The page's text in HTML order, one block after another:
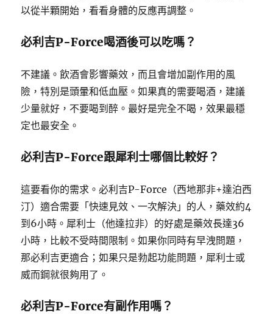
以從半顆開始，看看身體的反應再調整。
必利吉P-Force喝酒後可以吃嗎？
不建議。飲酒會影響藥效，而且會增加副作用的風
險，特別是頭暈和低血壓。如果真的需要喝酒，建議
少量就好，不要喝到醉。最好是完全不喝，效果最穩
定也最安全。
必利吉P-Force跟犀利士哪個比較好？
這要看你的需求。必利吉P-Force（西地那非+達泊西
汀）適合需要「快速見效、一次解決」的人，藥效約4
到6小時。犀利士（他達拉非）的好處是藥效長達36
小時，比較不受時間限制。如果你同時有早洩問題，
那必利吉更適合；如果只是勃起功能問題，犀利士或
威而鋼就很夠用了。
必利吉P-Force有副作用嗎？